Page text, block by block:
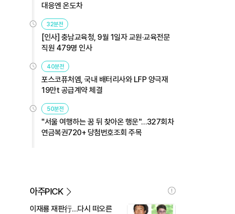
대응엔 온도차
32분전
[인사] 충남교육청, 9월 1일자 교원·교육전문
직원 479명 인사
40분전
포스코퓨처엠, 국내 배터리사와 LFP 양극재
19만t 공급계약 체결
50분전
"서울 여행하는 꿈 뒤 찾아온 행운"…327회차
연금복권720+ 당첨번호조회 주목
아주PICK
이재룡 재판行…다시 떠오른